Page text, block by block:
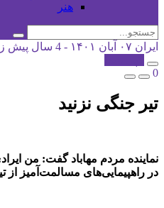
هنر
ایران ۰۷ آبان ۱۴۰۱ - 4 سال پیش
0
تیر جنگی نزنید
نماینده مردم مهاباد گفت: من
در راهپیمایی‌های مسالمت‌آمیز از